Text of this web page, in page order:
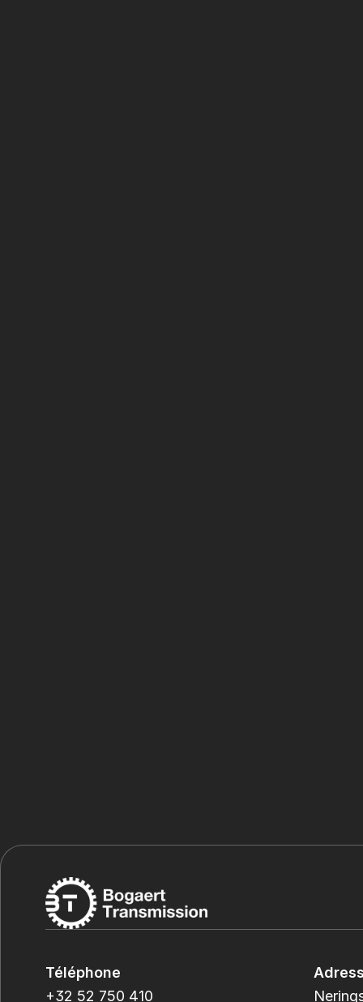
Téléphone
+32 52 750 410